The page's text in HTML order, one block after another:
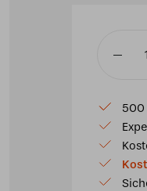
Elza
165cm
3-
Licht
Madeira
500